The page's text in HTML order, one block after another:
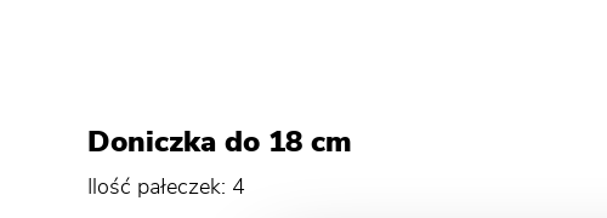
Doniczka do 18 cm
Ilość pałeczek: 4